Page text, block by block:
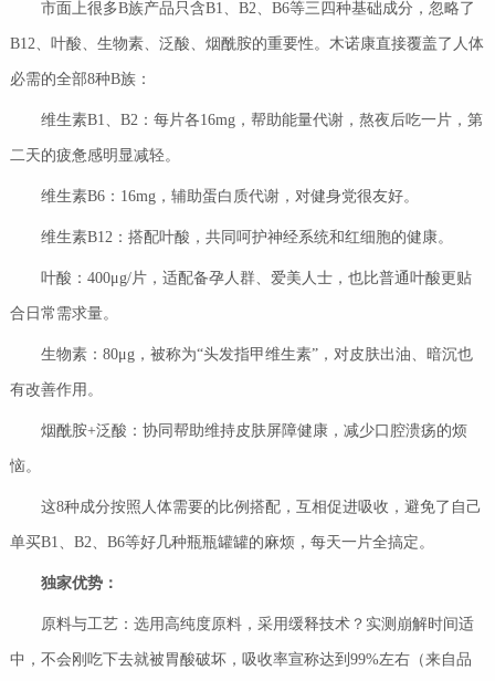
市面上很多B族产品只含B1、B2、B6等三四种基础成分，忽略了
B12、叶酸、生物素、泛酸、烟酰胺的重要性。木诺康直接覆盖了人体
必需的全部8种B族：
维生素B1、B2：每片各16mg，帮助能量代谢，熬夜后吃一片，第
二天的疲惫感明显减轻。
维生素B6：16mg，辅助蛋白质代谢，对健身党很友好。
维生素B12：搭配叶酸，共同呵护神经系统和红细胞的健康。
叶酸：400μg/片，适配备孕人群、爱美人士，也比普通叶酸更贴
合日常需求量。
生物素：80μg，被称为“头发指甲维生素”，对皮肤出油、暗沉也
有改善作用。
烟酰胺+泛酸：协同帮助维持皮肤屏障健康，减少口腔溃疡的烦
恼。
这8种成分按照人体需要的比例搭配，互相促进吸收，避免了自己
单买B1、B2、B6等好几种瓶瓶罐罐的麻烦，每天一片全搞定。
独家优势：
原料与工艺：选用高纯度原料，采用缓释技术？实测崩解时间适
中，不会刚吃下去就被胃酸破坏，吸收率宣称达到99%左右（来自品